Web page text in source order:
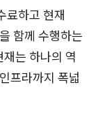
료하고 현재
함께 수행하는
는 하나의 역
프라까지 폭넓